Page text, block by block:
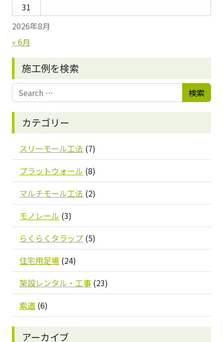
2026年8月
31
« 6月
施工例を検索
Search for:
カテゴリー
スリーモール工法 (7)
プラットウォール (8)
マルチモール工法 (2)
モノレール (3)
らくらくタラップ (5)
住宅用足場 (24)
架設レンタル・工事 (23)
索道 (6)
アーカイブ